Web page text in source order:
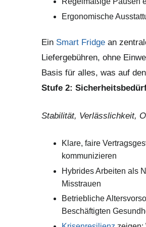
Ergonomische
Ein Smart Fridge an
Liefergebühren, ohne
Basis für alles, was auf
Stufe 2:
Stabilität, Verlässlichkeit,
Klare, faire
kommunizieren
Hybrides Arbeiten als
Misstrauen
Betriebliche
Beschäftigten